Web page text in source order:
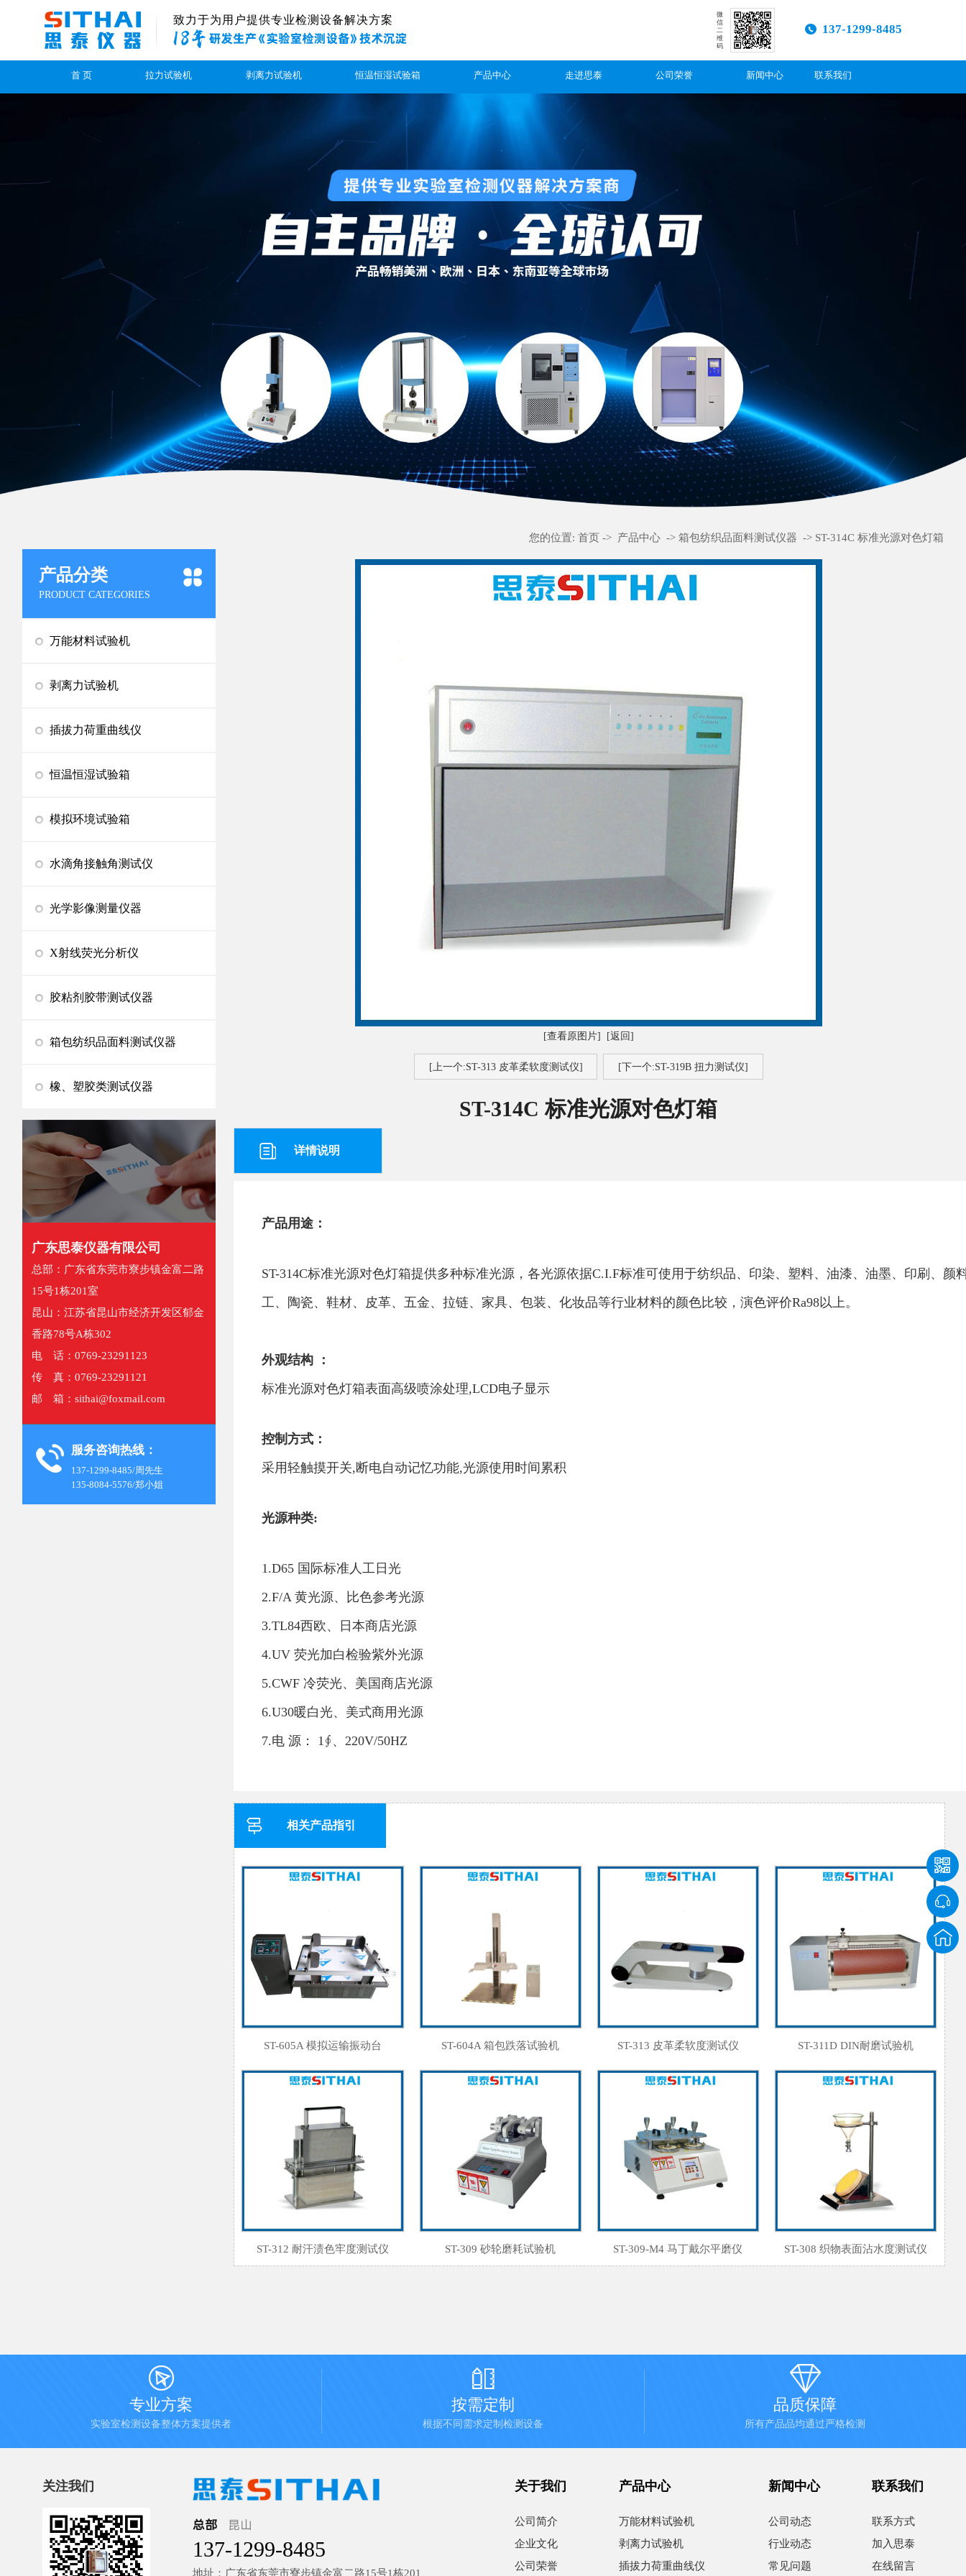
致力于为用户提供专业检测设备解决方案
137-1299-8485
微
信
二
维
码
首 页 拉力试验机 剥离力试验机 恒温恒湿试验箱 产品中心 走进思泰 公司荣誉 新闻中心 联系我们
产品分类
PRODUCT CATEGORIES
万能材料试验机
剥离力试验机
插拔力荷重曲线仪
恒温恒湿试验箱
模拟环境试验箱
水滴角接触角测试仪
光学影像测量仪器
X射线荧光分析仪
胶粘剂胶带测试仪器
箱包纺织品面料测试仪器
橡、塑胶类测试仪器
广东思泰仪器有限公司
总部：广东省东莞市寮步镇金富二路
15号1栋201室
昆山：江苏省昆山市经济开发区郁金
香路78号A栋302
电 话：0769-23291123
传 真：0769-23291121
邮 箱：sithai@foxmail.com
服务咨询热线：
137-1299-8485/周先生
135-8084-5576/郑小姐
您的位置:首页 -> 产品中心 ->箱包纺织品面料测试仪器 -> ST-314C 标准光源对色灯箱
[查看原图片] [返回]
[上一个:ST-313 皮革柔软度测试仪] [下一个:ST-319B 扭力测试仪]
ST-314C 标准光源对色灯箱
详情说明
产品用途：
ST-314C标准光源对色灯箱提供多种标准光源，各光源依据C.I.F标准可使用于纺织品、印染、塑料、油漆、油墨、印刷、颜
工、陶瓷、鞋材、皮革、五金、拉链、家具、包装、化妆品等行业材料的颜色比较，演色评价Ra98以上。
外观结构 ：
标准光源对色灯箱表面高级喷涂处理,LCD电子显示
控制方式：
采用轻触摸开关,断电自动记忆功能,光源使用时间累积
光源种类:
1.D65 国际标准人工日光
2.F/A 黄光源、比色参考光源
3.TL84西欧、日本商店光源
4.UV 荧光加白检验紫外光源
5.CWF 冷荧光、美国商店光源
6.U30暖白光、美式商用光源
7.电 源： 1∮、220V/50HZ
相关产品指引
ST-605A 模拟运输振动台 ST-604A 箱包跌落试验机 ST-313 皮革柔软度测试仪 ST-311D DIN耐磨试验机
ST-312 耐汗渍色牢度测试仪 ST-309 砂轮磨耗试验机 ST-309-M4 马丁戴尔平磨仪 ST-308 织物表面沾水度测试仪

专业方案
实验室检测设备整体方案提供者

按需定制
根据不同需求定制检测设备

品质保障
所有产品品均通过严格检测
关注我们
总部 昆山
137-1299-8485
地址：广东省东莞市寮步镇金富二路15号1栋201
关于我们
公司简介
企业文化
公司荣誉
产品中心
万能材料试验机
剥离力试验机
插拔力荷重曲线仪
新闻中心
公司动态
行业动态
常见问题
联系我们
联系方式
加入思泰
在线留言